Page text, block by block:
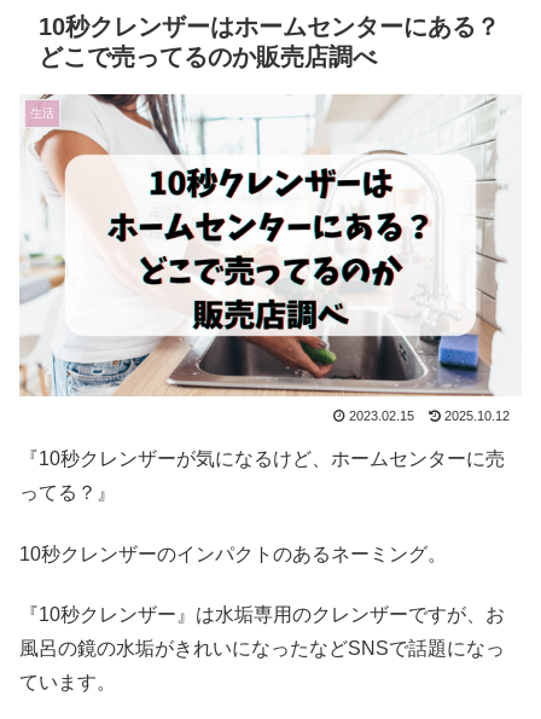
10秒クレンザーはホームセンターにある？
どこで売ってるのか販売店調べ
生活
2023.02.15 2025.10.12
『10秒クレンザーが気になるけど、ホームセンターに売
ってる？』
10秒クレンザーのインパクトのあるネーミング。
『10秒クレンザー』は水垢専用のクレンザーですが、お
風呂の鏡の水垢がきれいになったなどSNSで話題になっ
ています。